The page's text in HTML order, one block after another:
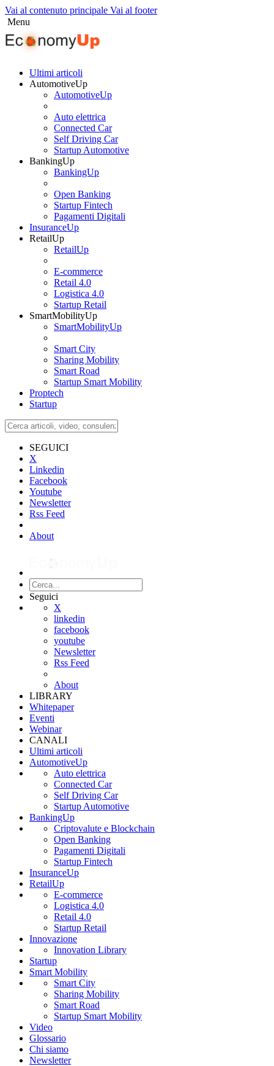
Vai al contenuto principale Vai al footer
Menu
Ultimi articoli
AutomotiveUp
AutomotiveUp
Auto elettrica
Connected Car
Self Driving Car
Startup Automotive
BankingUp
BankingUp
Open Banking
Startup Fintech
Pagamenti Digitali
InsuranceUp
RetailUp
RetailUp
E-commerce
Retail 4.0
Logistica 4.0
Startup Retail
SmartMobilityUp
SmartMobilityUp
Smart City
Sharing Mobility
Smart Road
Startup Smart Mobility
Proptech
Startup
SEGUICI
X
Linkedin
Facebook
Youtube
Newsletter
Rss Feed
About
Seguici
X
linkedin
facebook
youtube
Newsletter
Rss Feed
About
LIBRARY
Whitepaper
Eventi
Webinar
CANALI
Ultimi articoli
AutomotiveUp
Auto elettrica
Connected Car
Self Driving Car
Startup Automotive
BankingUp
Criptovalute e Blockchain
Open Banking
Pagamenti Digitali
Startup Fintech
InsuranceUp
RetailUp
E-commerce
Logistica 4.0
Retail 4.0
Startup Retail
Innovazione
Innovation Library
Startup
Smart Mobility
Smart City
Sharing Mobility
Smart Road
Startup Smart Mobility
Video
Glossario
Chi siamo
Newsletter